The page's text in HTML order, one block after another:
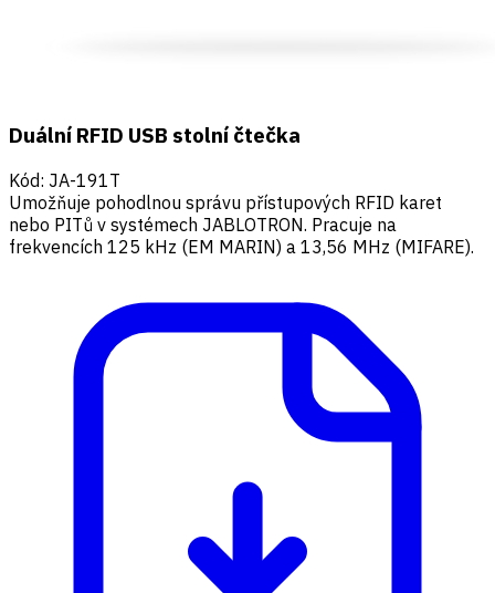
Duální RFID USB stolní čtečka
Kód: JA-191T
Umožňuje pohodlnou správu přístupových RFID karet
nebo PITů v systémech JABLOTRON. Pracuje na
frekvencích 125 kHz (EM MARIN) a 13,56 MHz (MIFARE).